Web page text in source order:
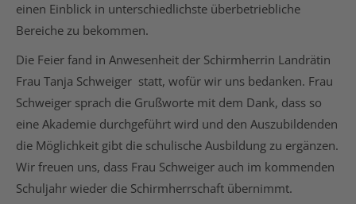
einen Einblick in unterschiedlichste überbetriebliche
Bereiche zu bekommen.
Die Feier fand in Anwesenheit der Schirmherrin Landrätin
Frau Tanja Schweiger statt, wofür wir uns bedanken. Frau
Schweiger sprach die Grußworte mit dem Dank, dass so
eine Akademie durchgeführt wird und den Auszubildenden
die Möglichkeit gibt die schulische Ausbildung zu ergänzen.
Wir freuen uns, dass Frau Schweiger auch im kommenden
Schuljahr wieder die Schirmherrschaft übernimmt.